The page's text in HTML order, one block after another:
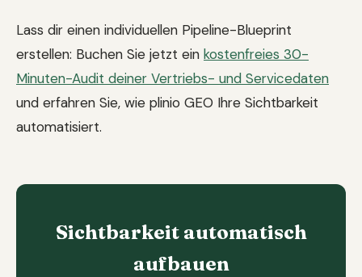
Lass dir einen individuellen Pipeline-Blueprint
erstellen: Buchen Sie jetzt ein kostenfreies 30-
Minuten-Audit deiner Vertriebs- und Servicedaten
und erfahren Sie, wie plinio GEO Ihre Sichtbarkeit
automatisiert.
Sichtbarkeit automatisch
aufbauen